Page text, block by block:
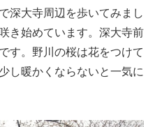
深大寺周辺を歩いてみまし
き始めています。深大寺前
す。野川の桜は花をつけて
し暖かくならないと一気に